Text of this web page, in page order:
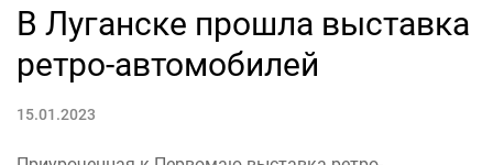
В Луганске прошла выставка
ретро-автомобилей
15.01.2023